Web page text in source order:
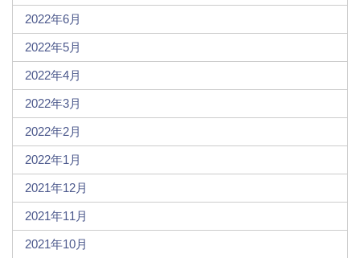
2022年6月
2022年5月
2022年4月
2022年3月
2022年2月
2022年1月
2021年12月
2021年11月
2021年10月